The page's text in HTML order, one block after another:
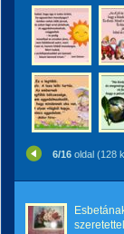
6/16 oldal (128